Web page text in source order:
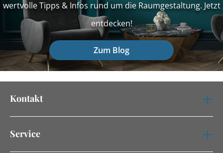
wertvolle Tipps & Infos rund um die Raumgestaltung. Jetzt
entdecken!
Zum Blog
Kontakt
Service